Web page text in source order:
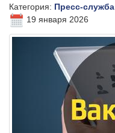
Категория: Пресс-служба
19 января 2026